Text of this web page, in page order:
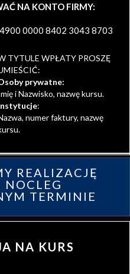
NA KONTO FIRMY:
0000 8402 3043 8703
TYTULE WPŁATY PROSZĘ
prywatne:
i Nazwisko, nazwę kursu.
:
numer faktury, nazwę
REALIZACJĘ
NOCLEG
TERMINIE
NA KURS